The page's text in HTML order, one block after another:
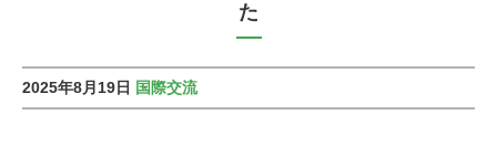
た
2025年8月19日 国際交流